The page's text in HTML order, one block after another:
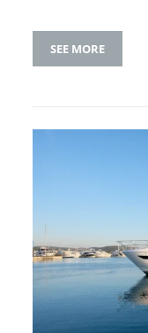
SEE MORE